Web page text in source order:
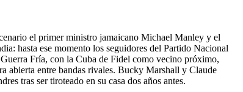
el primer ministro jamaicano Michael Manley y el
hasta ese momento los seguidores del Partido Nacional
Fría, con la Cuba de Fidel como vecino próximo,
abierta entre bandas rivales. Bucky Marshall y Claude
tras ser tiroteado en su casa dos años antes.